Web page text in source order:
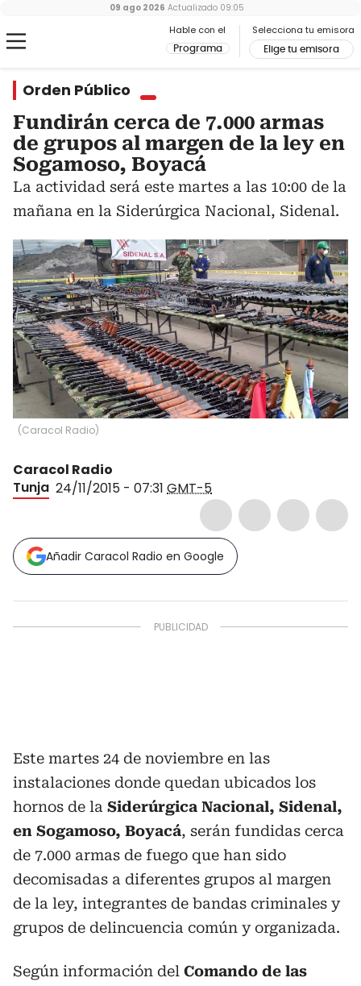
Hable con el
Programa
Selecciona tu emisora
Elige tu emisora
09 ago 2026 Actualizado 09:05
Orden Público
Fundirán cerca de 7.000 armas
de grupos al margen de la ley en
Sogamoso, Boyacá
La actividad será este martes a las 10:00 de la
mañana en la Siderúrgica Nacional, Sidenal.
(Caracol Radio)
Caracol Radio
Tunja 24/11/2015 - 07:31 GMT-5
Añadir Caracol Radio en Google
Este martes 24 de noviembre en las
instalaciones donde quedan ubicados los
hornos de la Siderúrgica Nacional, Sidenal,
en Sogamoso, Boyacá, serán fundidas cerca
de 7.000 armas de fuego que han sido
decomisadas a diferentes grupos al margen
de la ley, integrantes de bandas criminales y
grupos de delincuencia común y organizada.
Según información del Comando de las